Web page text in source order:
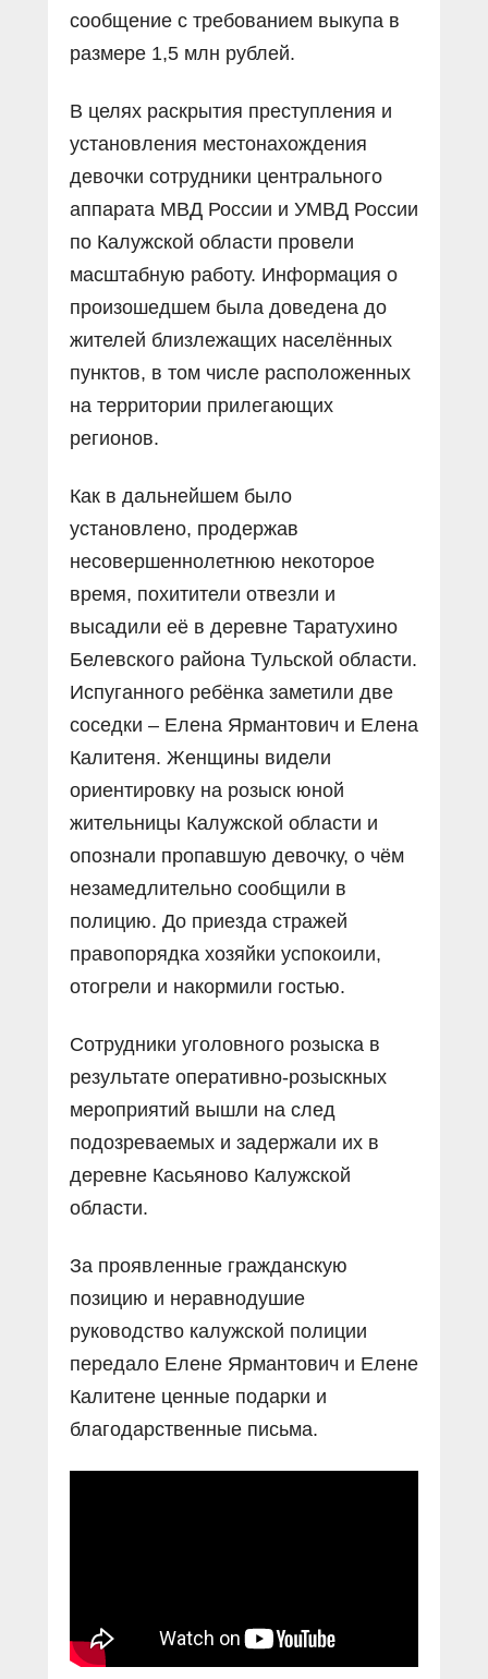
сообщение с требованием выкупа в
размере 1,5 млн рублей.
В целях раскрытия преступления и
установления местонахождения
девочки сотрудники центрального
аппарата МВД России и УМВД России
по Калужской области провели
масштабную работу. Информация о
произошедшем была доведена до
жителей близлежащих населённых
пунктов, в том числе расположенных
на территории прилегающих
регионов.
Как в дальнейшем было
установлено, продержав
несовершеннолетнюю некоторое
время, похитители отвезли и
высадили её в деревне Таратухино
Белевского района Тульской области.
Испуганного ребёнка заметили две
соседки – Елена Ярмантович и Елена
Калитеня. Женщины видели
ориентировку на розыск юной
жительницы Калужской области и
опознали пропавшую девочку, о чём
незамедлительно сообщили в
полицию. До приезда стражей
правопорядка хозяйки успокоили,
отогрели и накормили гостью.
Сотрудники уголовного розыска в
результате оперативно-розыскных
мероприятий вышли на след
подозреваемых и задержали их в
деревне Касьяново Калужской
области.
За проявленные гражданскую
позицию и неравнодушие
руководство калужской полиции
передало Елене Ярмантович и Елене
Калитене ценные подарки и
благодарственные письма.